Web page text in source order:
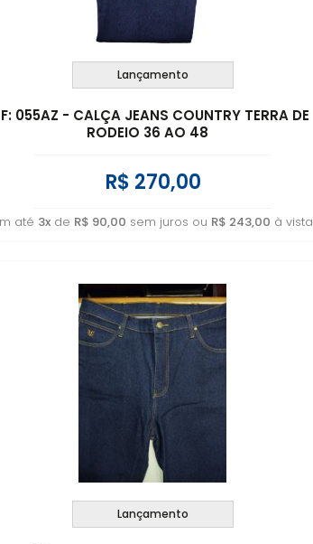
Lançamento
055AZ - CALÇA JEANS COUNTRY TERRA DE
RODEIO 36 AO 48
R$ 270,00
até 3xde R$ 90,00 sem juros ou R$ 243,00 à vista
Lançamento